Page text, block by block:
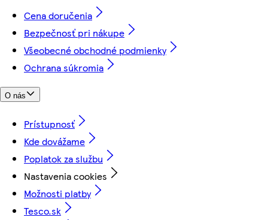
Cena doručenia
Bezpečnosť pri nákupe
Všeobecné obchodné podmienky
Ochrana súkromia
O nás
Prístupnosť
Kde dovážame
Poplatok za službu
Nastavenia cookies
Možnosti platby
Tesco.sk